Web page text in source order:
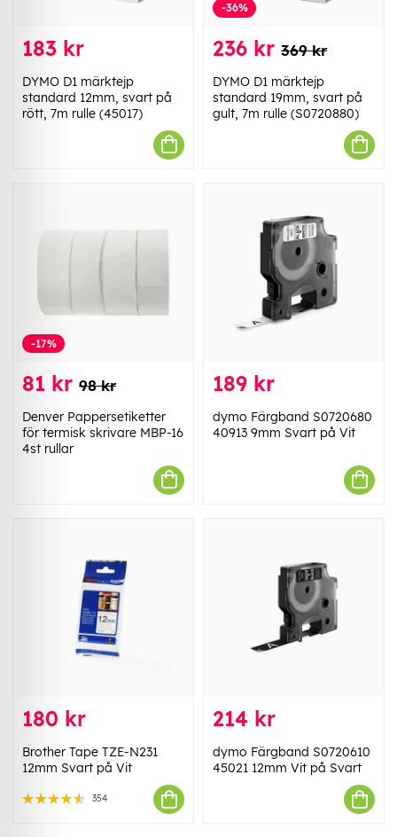
183 kr
DYMO D1 märktejp
standard 12mm, svart på
rött, 7m rulle (45017)
-36%
236 kr 369 kr
DYMO D1 märktejp
standard 19mm, svart på
gult, 7m rulle (S0720880)
-17%
81 kr 98 kr
Denver Pappersetiketter
för termisk skrivare MBP-16
4st rullar
189 kr
dymo Färgband S0720680
40913 9mm Svart på Vit
180 kr
Brother Tape TZE-N231
12mm Svart på Vit
354
214 kr
dymo Färgband S0720610
45021 12mm Vit på Svart